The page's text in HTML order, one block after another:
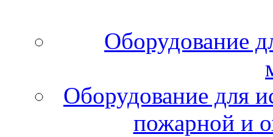
Оборудование
Оборудование для
пожарной и